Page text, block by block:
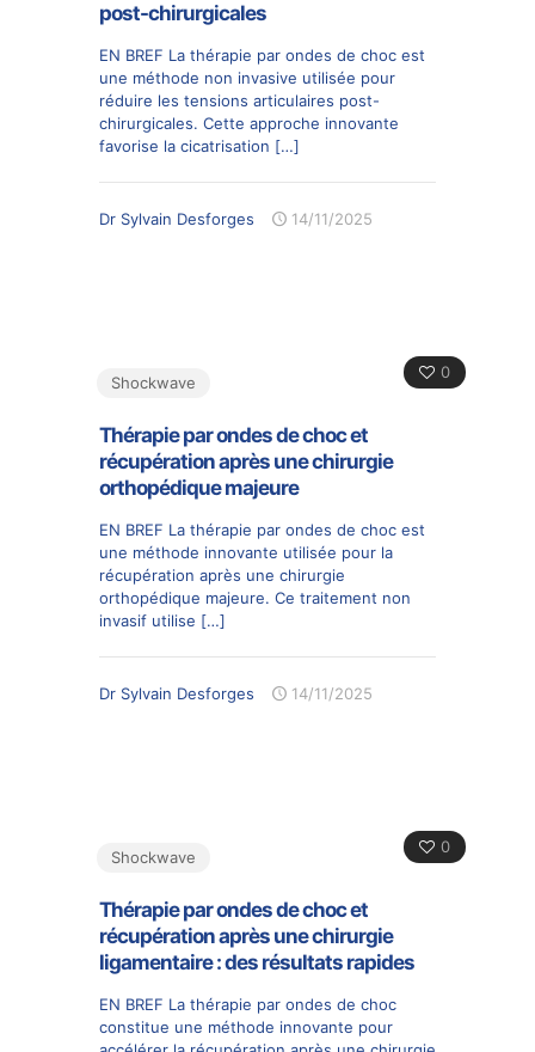
post-chirurgicales
EN BREF La thérapie par ondes de choc est
une méthode non invasive utilisée pour
réduire les tensions articulaires post-
chirurgicales. Cette approche innovante
favorise la cicatrisation […]
Dr Sylvain Desforges 14/11/2025
0
Shockwave
Thérapie par ondes de choc et
récupération après une chirurgie
orthopédique majeure
EN BREF La thérapie par ondes de choc est
une méthode innovante utilisée pour la
récupération après une chirurgie
orthopédique majeure. Ce traitement non
invasif utilise […]
Dr Sylvain Desforges 14/11/2025
0
Shockwave
Thérapie par ondes de choc et
récupération après une chirurgie
ligamentaire : des résultats rapides
EN BREF La thérapie par ondes de choc
constitue une méthode innovante pour